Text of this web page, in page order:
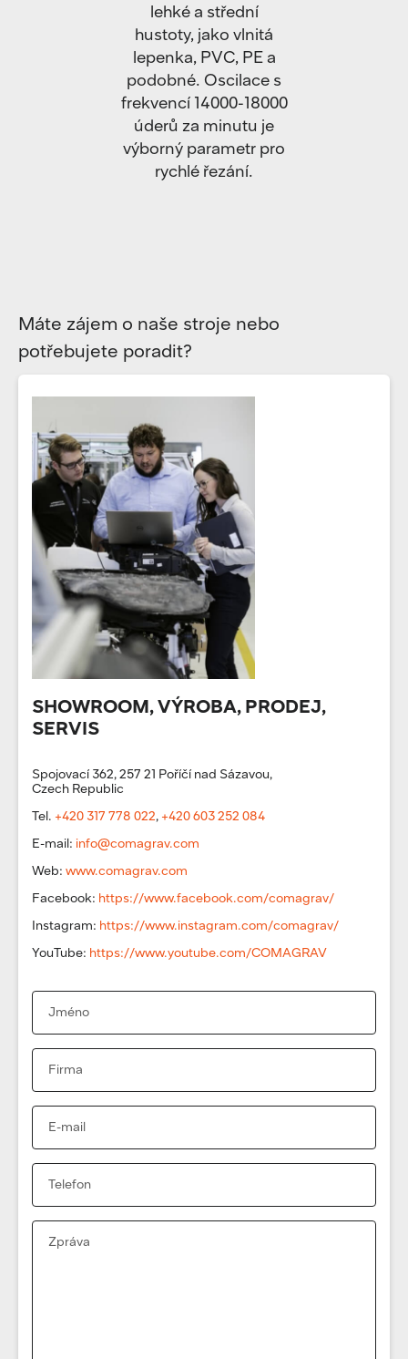
lehké a střední
hustoty, jako vlnitá
lepenka, PVC, PE a
podobné. Oscilace s
frekvencí 14000-18000
úderů za minutu je
výborný parametr pro
rychlé řezání.
Máte zájem o naše stroje nebo
potřebujete poradit?
SHOWROOM, VÝROBA, PRODEJ,
SERVIS
Spojovací 362, 257 21 Poříčí nad Sázavou,
Czech Republic
Tel. +420 317 778 022, +420 603 252 084
E-mail: info@comagrav.com
Web: www.comagrav.com
Facebook: https://www.facebook.com/comagrav/
Instagram: https://www.instagram.com/comagrav/
YouTube: https://www.youtube.com/COMAGRAV